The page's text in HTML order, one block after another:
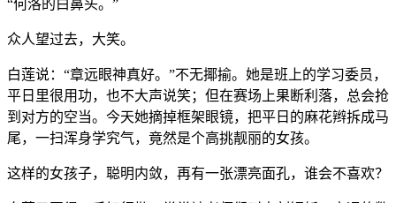
“何洛的白鼻头。”
众人望过去，大笑。
白莲说：“章远眼神真好。”不无揶揄。她是班上的学习委员，
平日里很用功，也不大声说笑；但在赛场上果断利落，总会抢
到对方的空当。今天她摘掉框架眼镜，把平日的麻花辫拆成马
尾，一扫浑身学究气，竟然是个高挑靓丽的女孩。
这样的女孩子，聪明内敛，再有一张漂亮面孔，谁会不喜欢？